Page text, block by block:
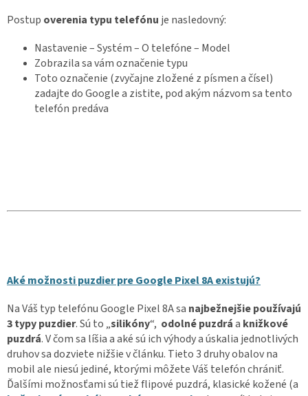
Postup overenia typu telefónu je nasledovný:
Nastavenie – Systém – O telefóne – Model
Zobrazila sa vám označenie typu
Toto označenie (zvyčajne zložené z písmen a čísel)
zadajte do Google a zistite, pod akým názvom sa tento
telefón predáva
Aké možnosti puzdier pre Google Pixel 8A existujú?
Na Váš typ telefónu Google Pixel 8A sa najbežnejšie používajú
3 typy puzdier. Sú to „silikóny“, odolné puzdráa knižkové
puzdrá. V čom sa líšia a aké sú ich výhody a úskalia jednotlivých
druhov sa dozviete nižšie v článku. Tieto 3 druhy obalov na
mobil ale niesú jediné, ktorými môžete Váš telefón chrániť.
Ďalšími možnosťami sú tiež flipové puzdrá, klasické kožené (a